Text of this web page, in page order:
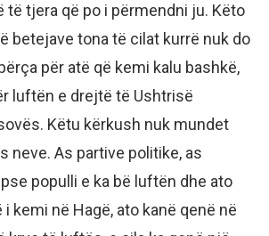
të tjera që po i përmendni ju. Këto
betejave tona të cilat kurrë nuk do
për atë që kemi kalu bashkë,
luftën e drejtë të Ushtrisë
Këtu kërkush nuk mundet
neve. As partive politike, as
populli e ka bë luftën dhe ato
kemi në Hagë, ato kanë qenë në